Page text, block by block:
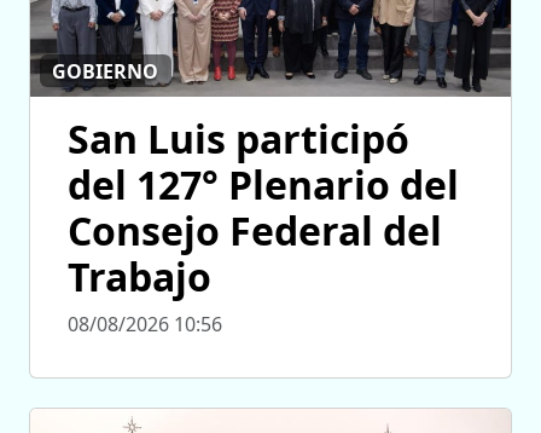
GOBIERNO
San Luis participó
del 127° Plenario del
Consejo Federal del
Trabajo
08/08/2026 10:56